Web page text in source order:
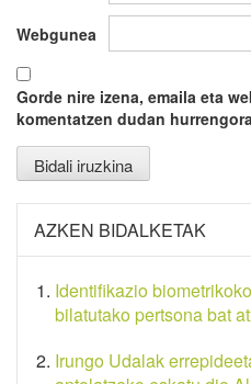
Webgunea
Gorde nire izena, emaila eta
komentatzen dudan
AZKEN BIDALKETAK
Identifikazio
bilatutako pertsona bat
Irungo Udalak